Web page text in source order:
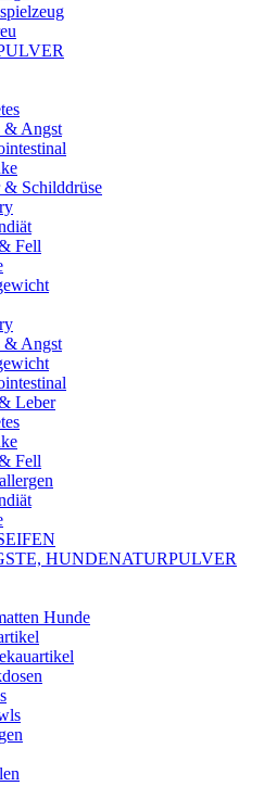
& Angst
& Schilddrüse
Fell
& Angst
Leber
Fell
HUNDENATURPULVER
Hunde